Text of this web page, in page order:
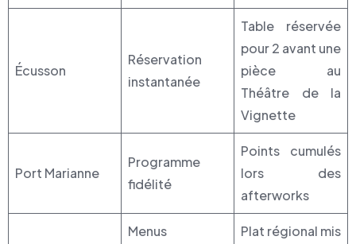
Écusson
Réservation
instantanée
Table réservée
pour 2 avant une
pièce au
Théâtre de la
Vignette
Port Marianne
Programme
fidélité
Points cumulés
lors des
afterworks
Menus
Plat régional mis